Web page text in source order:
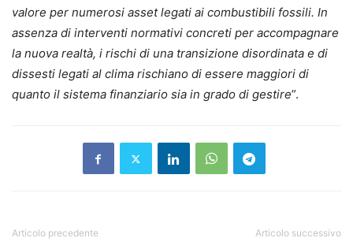
valore per numerosi asset legati ai combustibili fossili. In
assenza di interventi normativi concreti per accompagnare
la nuova realtà, i rischi di una transizione disordinata e di
dissesti legati al clima rischiano di essere maggiori di
quanto il sistema finanziario sia in grado di gestire”.
Articolo precedente Articolo successivo